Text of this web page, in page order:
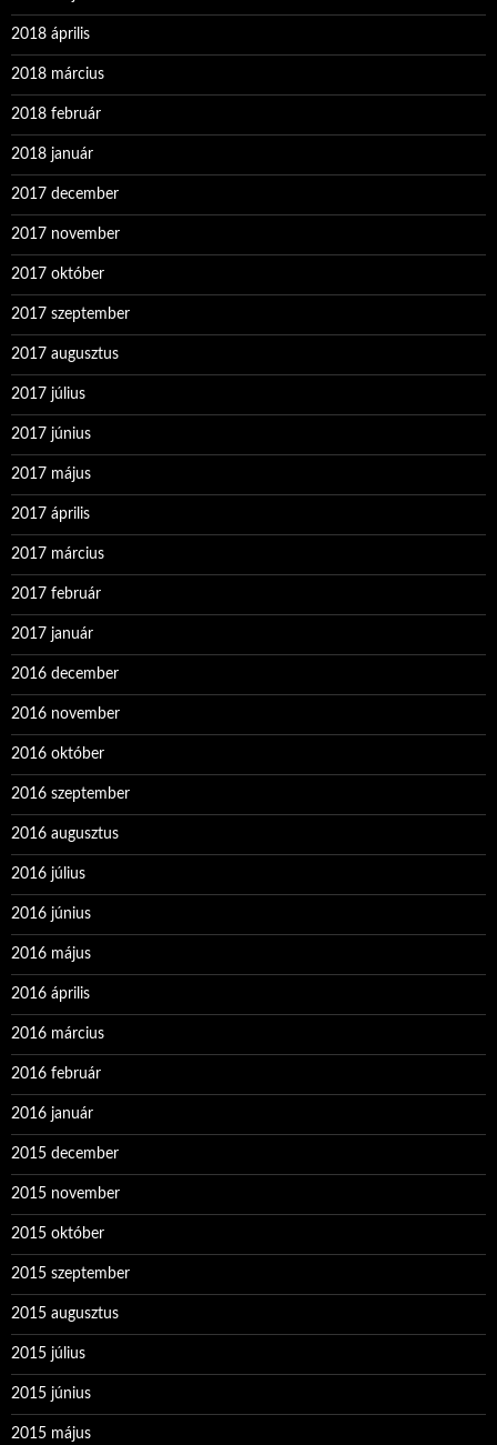
2018 április
2018 március
2018 február
2018 január
2017 december
2017 november
2017 október
2017 szeptember
2017 augusztus
2017 július
2017 június
2017 május
2017 április
2017 március
2017 február
2017 január
2016 december
2016 november
2016 október
2016 szeptember
2016 augusztus
2016 július
2016 június
2016 május
2016 április
2016 március
2016 február
2016 január
2015 december
2015 november
2015 október
2015 szeptember
2015 augusztus
2015 július
2015 június
2015 május